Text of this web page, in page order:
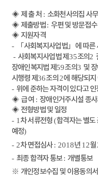
◈제 출 처 : 소화천사의집 사
◈제출방법: 우편 및 방문접수
◈지원자격
- 「 사회복지사업법」 에 따른
- 사회복지사업법 제 35조의2
장애인복지법 제 59조의3 및
시행령 제36조의2에 해당되
- 위에 준하는 자격이 있다고
◈ 급 여 : 장애인거주시설 종
◈전형방법 및 일정
- 1차 서류전형(합격자는 별도
예정)
- 2차 면접심사: 2018년 12월
- 최종 합격자 통보: 개별통보
※ 개인정보수집 및 이용동의